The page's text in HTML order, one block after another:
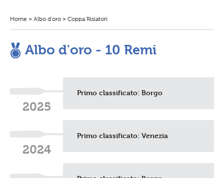
T
o
v
.
.
Home > Albo d’oro > Coppa Risiatori
Albo d'oro - 10 Remi
2025
Primo classificato:Borgo
2024
Primo classificato:Venezia